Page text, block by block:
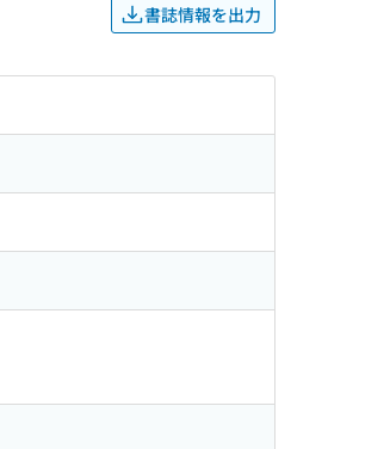
書誌情報を出力